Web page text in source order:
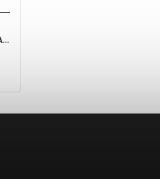
Baterie ULTRA prima R6, 1,5V, AA - 60ks